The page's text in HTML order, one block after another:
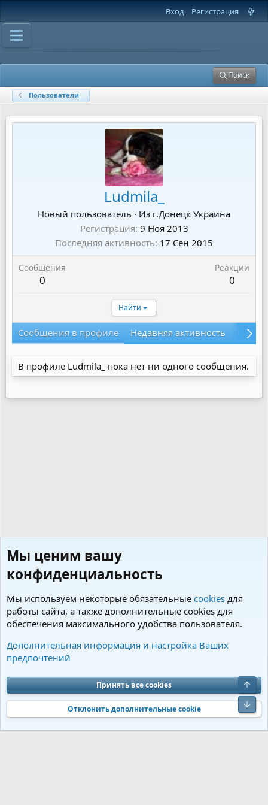
Вход Регистрация
Поиск
Пользователи
Ludmila_
Новый пользователь · Из г.Донецк Украина
Регистрация 9 Ноя 2013
Последняя активность 17 Сен 2015
Сообщения
0
Реакции
0
Найти
Сообщения в профиле Недавняя активность
В профиле Ludmila_ пока нет ни одного сообщения.
Пользователи
Cookies Charm by DCom
Обратная связь
Условия и правила
Политика конфиденциальности
Помощь
S
S
Community platform by XenForo® © 2010-2026 XenForo Ltd. Перевод от
Jumuro®|Media embeds via s9e/MediaSites
Мы ценим вашу
конфиденциальность
Мы используем некоторые обязательные cookies для
работы сайта, а также дополнительные cookies для
обеспечения максимального удобства пользователя.
Дополнительная информация и настройка Ваших
предпочтений
Принять все cookies
Отклонить дополнительные cookie
Верх
Низ